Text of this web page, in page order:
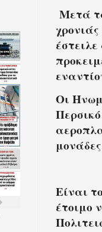
Μετά
Οι
Είναι
έτοιμο